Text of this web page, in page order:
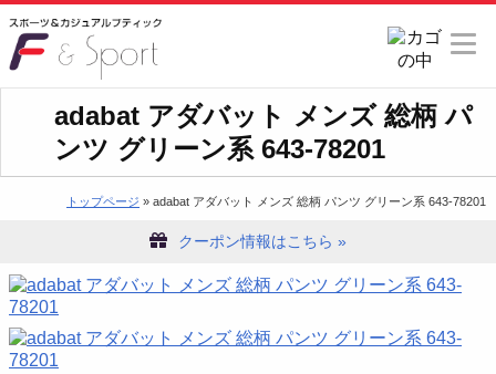
adabat アダバット メンズ 総柄 パ
ンツ グリーン系 643-78201
トップページ » adabat アダバット メンズ 総柄 パンツ グリーン系 643-78201
クーポン情報はこちら »